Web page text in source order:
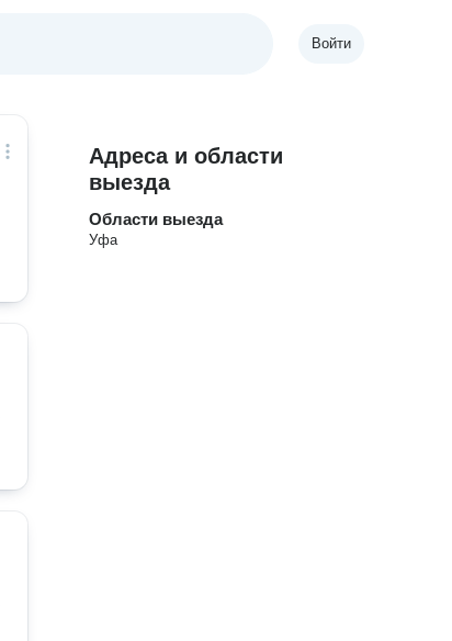
Войти
Адреса и области
выезда
Области выезда
Уфа